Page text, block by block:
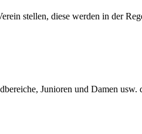
stellen, diese werden in der
Junioren und Damen usw.